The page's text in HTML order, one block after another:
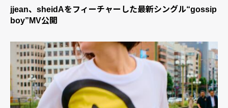
jjean、sheidAをフィーチャーした最新シングル“gossip
boy”MV公開